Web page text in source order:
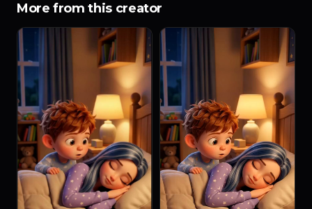
More from this creator